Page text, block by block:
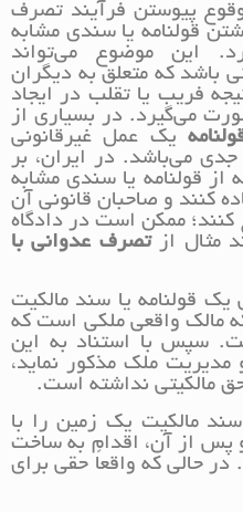
پیوستن فرآیند تصرف
قولنامه یا سندی مشابه
این موضوع می‌تواند
باشد که متعلق به دیگران
فریب یا تقلب در ایجاد
می‌گیرد. در بسیاری از
یک عمل غیرقانونی
می‌باشد. در ایران، بر
از قولنامه یا سندی مشابه
کنند و صاحبان قانونی آن
کنند؛ ممکن است در دادگاه
مثال ازتصرف عدوانی با
قولنامه یا سند مالکیت
مالک واقعی ملکی است که
سپس با استناد به این
ملک مذکور نماید،
مالکیتی نداشته است.
مالکیت یک زمین را با
پس از آن، اقدام به ساخت
حالی که واقعاً حقی برای